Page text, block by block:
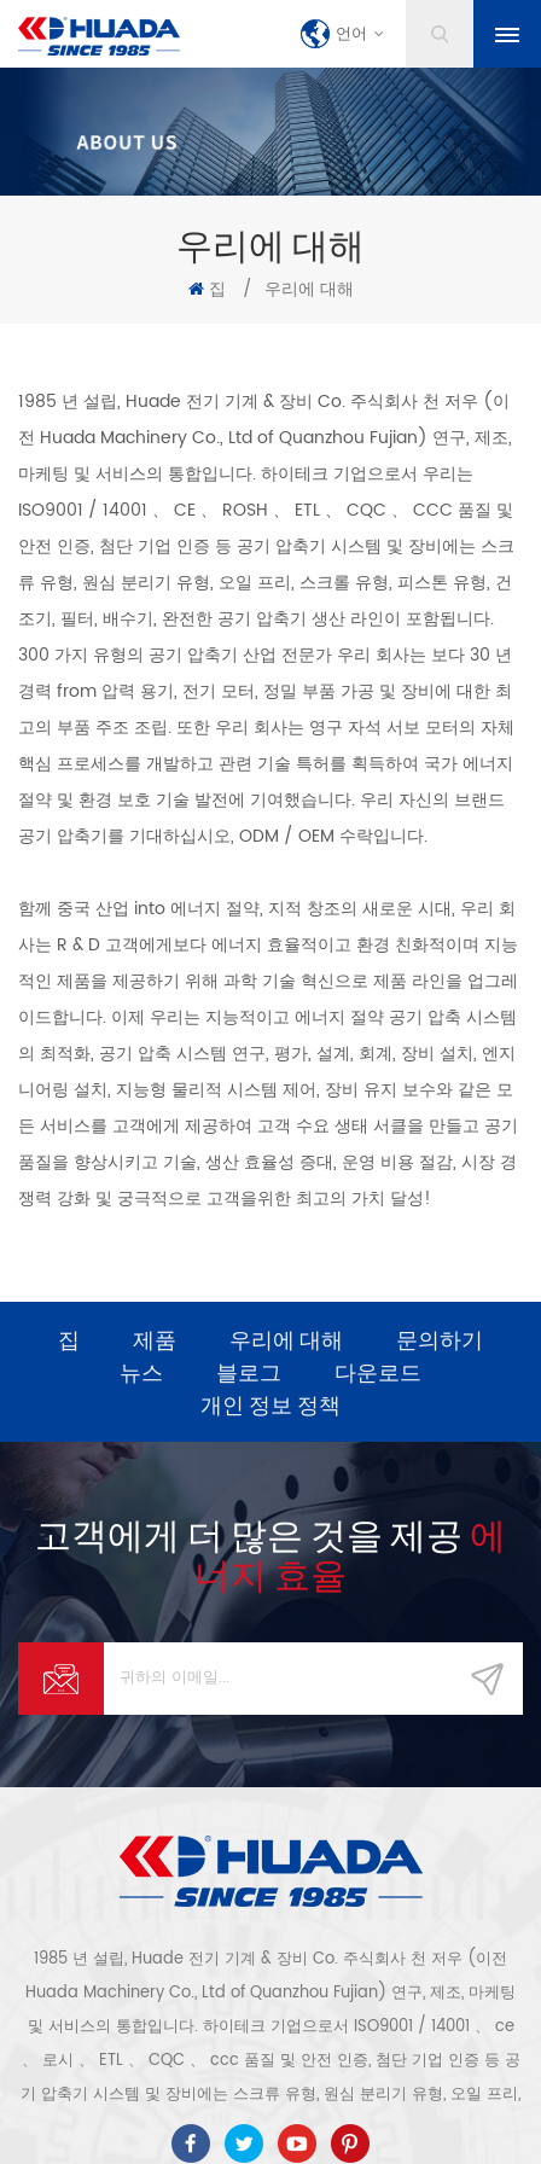
언어
우리에 대해
집 / 우리에 대해
1985 년 설립, Huade 전기 기계 & 장비 Co. 주식회사 천 저우 (이
전 Huada Machinery Co., Ltd of Quanzhou Fujian) 연구, 제조,
마케팅 및 서비스의 통합입니다. 하이테크 기업으로서 우리는
ISO9001 / 14001 、 CE 、 ROSH 、 ETL 、 CQC 、 CCC 품질 및
안전 인증, 첨단 기업 인증 등 공기 압축기 시스템 및 장비에는 스크
류 유형, 원심 분리기 유형, 오일 프리, 스크롤 유형, 피스톤 유형, 건
조기, 필터, 배수기, 완전한 공기 압축기 생산 라인이 포함됩니다.
300 가지 유형의 공기 압축기 산업 전문가 우리 회사는 보다 30 년
경력 from 압력 용기, 전기 모터, 정밀 부품 가공 및 장비에 대한 최
고의 부품 주조 조립. 또한 우리 회사는 영구 자석 서보 모터의 자체
핵심 프로세스를 개발하고 관련 기술 특허를 획득하여 국가 에너지
절약 및 환경 보호 기술 발전에 기여했습니다. 우리 자신의 브랜드
공기 압축기를 기대하십시오, ODM / OEM 수락입니다.
함께 중국 산업 into 에너지 절약, 지적 창조의 새로운 시대, 우리 회
사는 R & D 고객에게보다 에너지 효율적이고 환경 친화적이며 지능
적인 제품을 제공하기 위해 과학 기술 혁신으로 제품 라인을 업그레
이드합니다. 이제 우리는 지능적이고 에너지 절약 공기 압축 시스템
의 최적화, 공기 압축 시스템 연구, 평가, 설계, 회계, 장비 설치, 엔지
니어링 설치, 지능형 물리적 시스템 제어, 장비 유지 보수와 같은 모
든 서비스를 고객에게 제공하여 고객 수요 생태 서클을 만들고 공기
품질을 향상시키고 기술, 생산 효율성 증대, 운영 비용 절감, 시장 경
쟁력 강화 및 궁극적으로 고객을위한 최고의 가치 달성!
집 제품 우리에 대해
문의하기
뉴스
블로그
다운로드
개인 정보 정책
고객에게 더 많은 것을 제공 에
너지 효율
1985 년 설립, Huade 전기 기계 & 장비 Co. 주식회사 천 저우 (이전
Huada Machinery Co., Ltd of Quanzhou Fujian) 연구, 제조, 마케팅
및 서비스의 통합입니다. 하이테크 기업으로서 ISO9001 / 14001 、 ce
、 로시 、 ETL 、 CQC 、 ccc 품질 및 안전 인증, 첨단 기업 인증 등 공
기 압축기 시스템 및 장비에는 스크류 유형, 원심 분리기 유형, 오일 프리,
스크롤 유형, 피스톤 유형, 건조기, 필터, 배수기, 완전한 공기 압축기 생산